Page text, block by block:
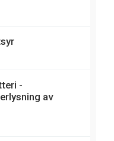
-
av